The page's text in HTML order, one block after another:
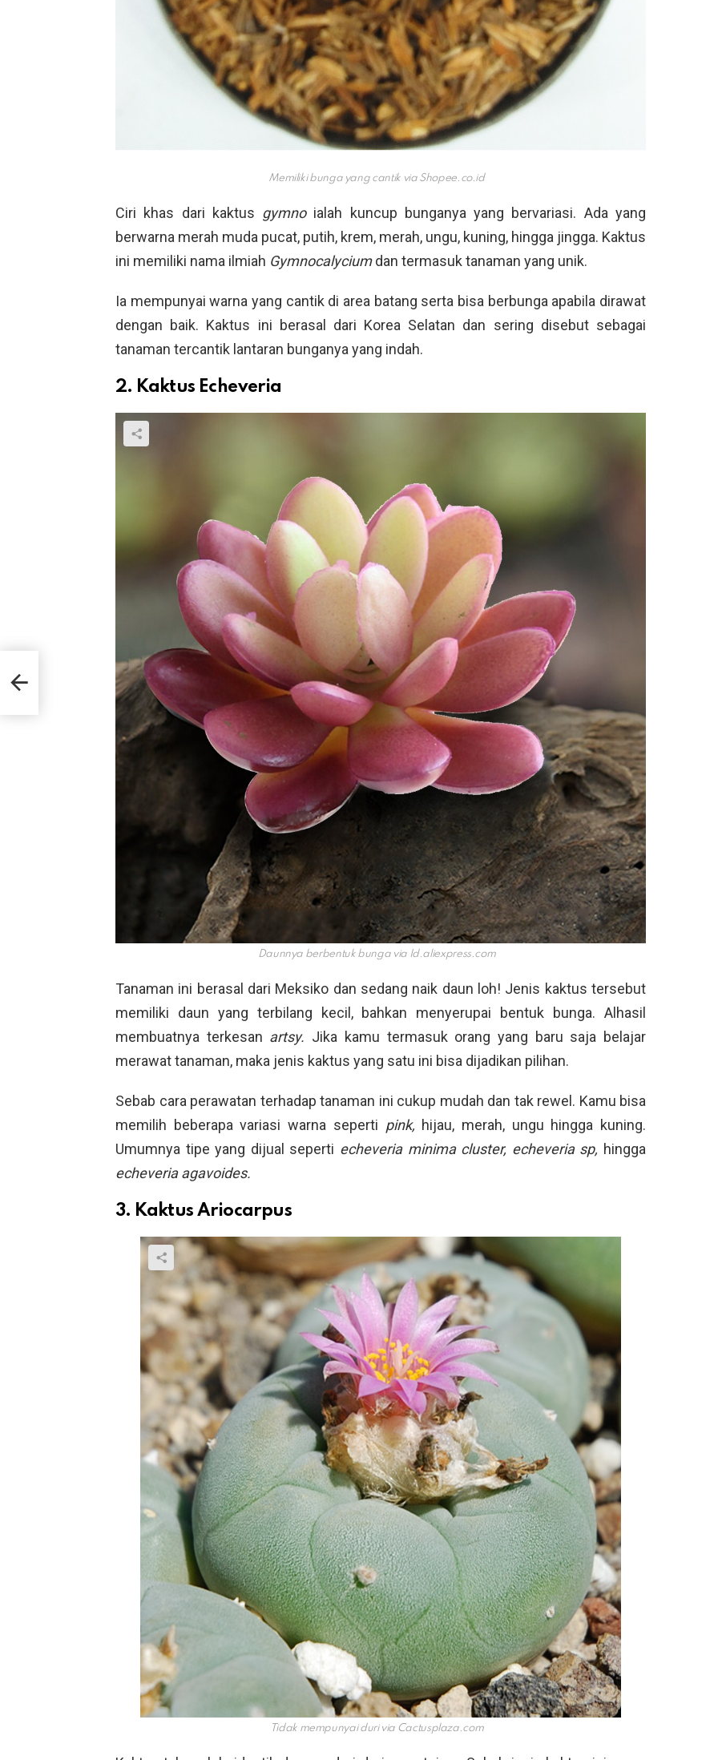
Memiliki bunga yang cantik viaShopee.co.id
Ciri khas dari kaktus gymno ialah kuncup bunganya yang bervariasi. Ada yang
berwarna merah muda pucat, putih, krem, merah, ungu, kuning, hingga jingga. Kaktus
ini memiliki nama ilmiah Gymnocalyciumdan termasuk tanaman yang unik.
Ia mempunyai warna yang cantik di area batang serta bisa berbunga apabila dirawat
dengan baik. Kaktus ini berasal dari Korea Selatan dan sering disebut sebagai
tanaman tercantik lantaran bunganya yang indah.
2. Kaktus Echeveria
Daunnya berbentuk bunga viaId.aliexpress.com
Tanaman ini berasal dari Meksiko dan sedang naik daun loh! Jenis kaktus tersebut
memiliki daun yang terbilang kecil, bahkan menyerupai bentuk bunga. Alhasil
membuatnya terkesan artsy. Jika kamu termasuk orang yang baru saja belajar
merawat tanaman, maka jenis kaktus yang satu ini bisa dijadikan pilihan.
Sebab cara perawatan terhadap tanaman ini cukup mudah dan tak rewel. Kamu bisa
memilih beberapa variasi warna seperti pink, hijau, merah, ungu hingga kuning.
Umumnya tipe yang dijual seperti echeveria minima cluster, echeveria sp, hingga
echeveria agavoides.
3. Kaktus Ariocarpus
Tidak mempunyai duri via Cactusplaza.com